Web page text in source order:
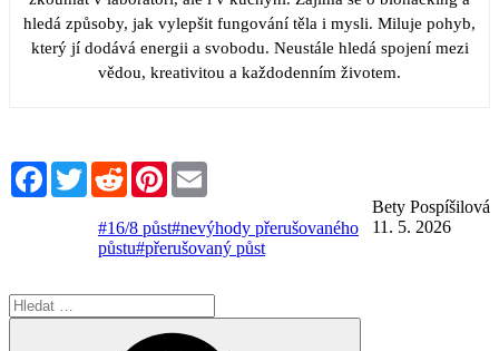
hledá způsoby, jak vylepšit fungování těla i mysli. Miluje pohyb,
který jí dodává energii a svobodu. Neustále hledá spojení mezi
vědou, kreativitou a každodenním životem.
FacebookTwitterRedditPinterest
Bety Pospíšilová
11. 5. 2026
#16/8 půst#nevýhody přerušovaného
půstu#přerušovaný půst
Hledat: